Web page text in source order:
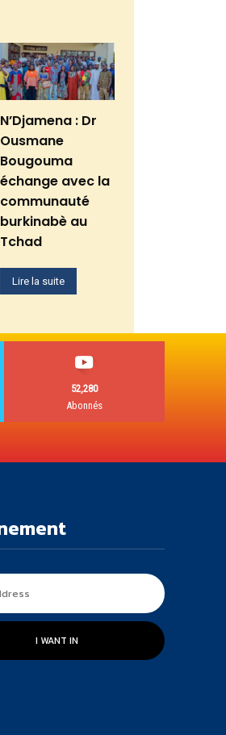
N’Djamena : Dr
Ousmane
Bougouma
échange avec la
communauté
burkinabè au
Tchad
Lire la suite
52,280
Abonnés
I WANT IN